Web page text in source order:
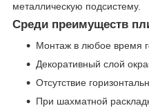
металлическую подсистему.
Среди преимуществ
Монтаж в любое время
Декоративный слой
Отсутствие
При шахматной